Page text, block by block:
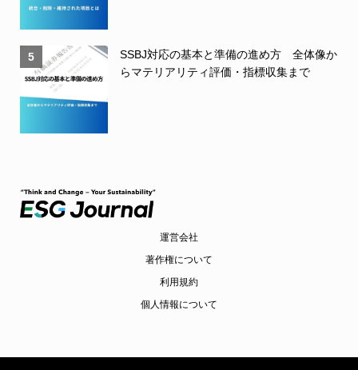
5
SSBJ対応の基本と準備の進め方 全体像か
らマテリアリティ評価・指標収集まで
運営会社
著作権について
利用規約
個人情報について